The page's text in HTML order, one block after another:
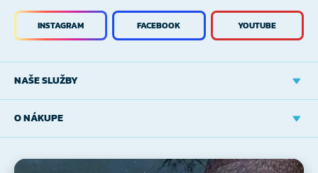
NAŠE SLUŽBY
O NÁKUPE
INSTAGRAM FACEBOOK YOUTUBE